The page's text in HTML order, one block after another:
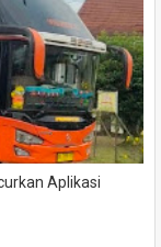
Aplikasi